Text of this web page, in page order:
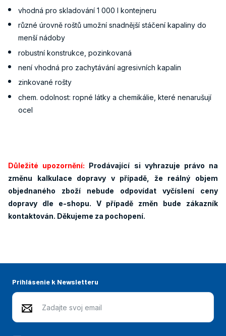
vhodná pro skladování 1 000 l kontejneru
různé úrovně roštů umožní snadnější stáčení kapaliny do
menší nádoby
robustní konstrukce, pozinkovaná
není vhodná pro zachytávání agresivních kapalin
zinkované rošty
chem. odolnost: ropné látky a chemikálie, které nenarušují
ocel
Důležité upozornění: Prodávající si vyhrazuje právo na
změnu kalkulace dopravy v případě, že reálný objem
objednaného zboží nebude odpovídat vyčíslení ceny
dopravy dle e-shopu. V případě změn bude zákazník
kontaktován. Děkujeme za pochopení.
Prihlásenie k Newsletteru